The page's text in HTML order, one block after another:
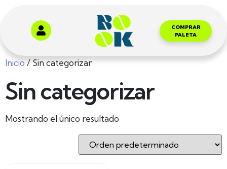
COMPRAR
PALETA
Inicio/ Sin categorizar
Sin categorizar
Mostrando el único resultado